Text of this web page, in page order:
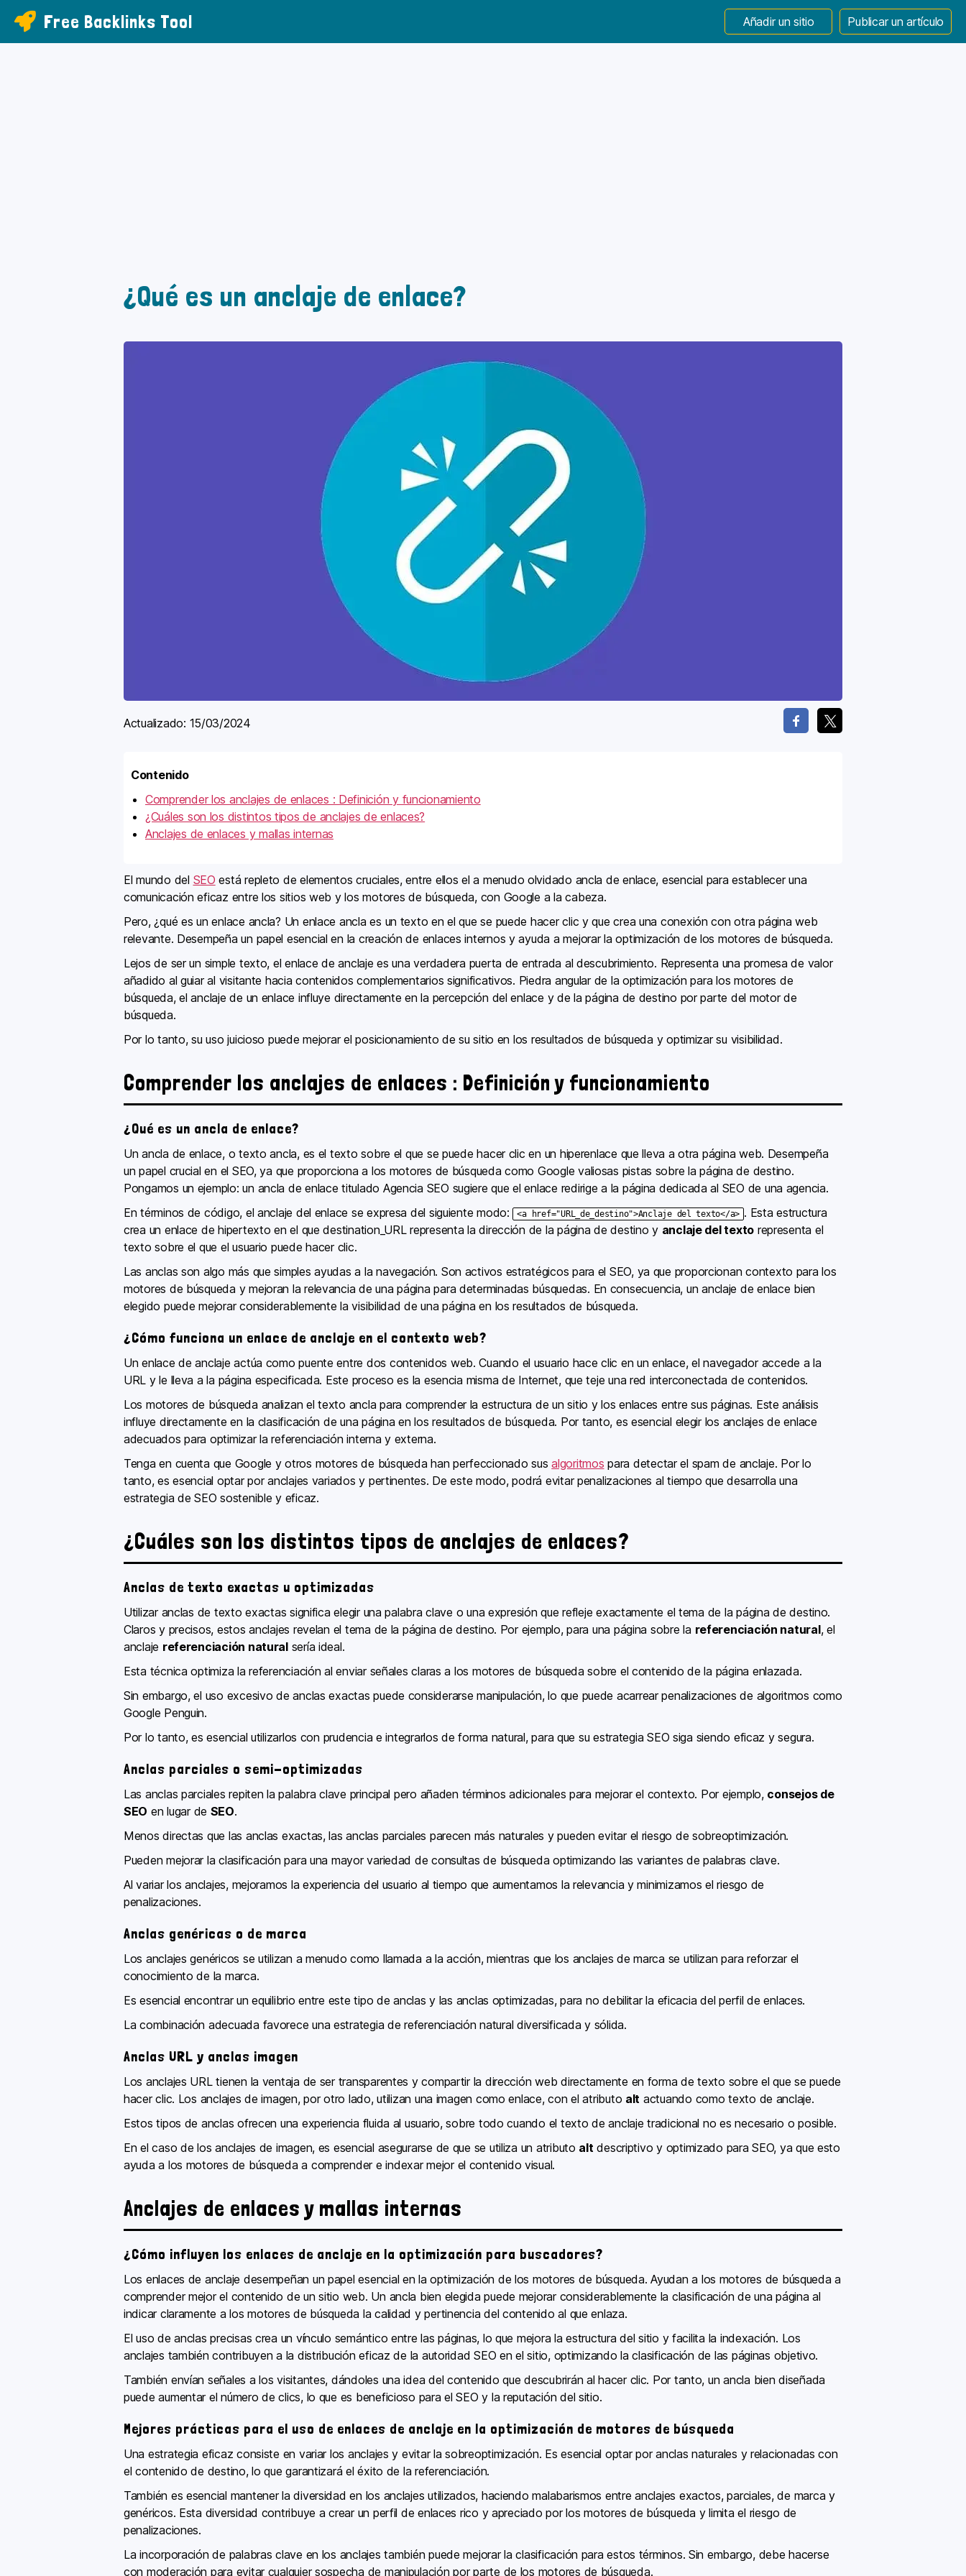
Free Backlinks Tool Añadir un sitio Publicar un artículo
¿Qué es un anclaje de enlace?
Actualizado: 15/03/2024
Contenido
Comprender los anclajes de enlaces : Definición y funcionamiento
¿Cuáles son los distintos tipos de anclajes de enlaces?
Anclajes de enlaces y mallas internas
El mundo del SEO está repleto de elementos cruciales, entre ellos el a menudo olvidado ancla de enlace, esencial para establecer una
comunicación eficaz entre los sitios web y los motores de búsqueda, con Google a la cabeza.
Pero, ¿qué es un enlace ancla? Un enlace ancla es un texto en el que se puede hacer clic y que crea una conexión con otra página web
relevante. Desempeña un papel esencial en la creación de enlaces internos y ayuda a mejorar la optimización de los motores de búsqueda.
Lejos de ser un simple texto, el enlace de anclaje es una verdadera puerta de entrada al descubrimiento. Representa una promesa de valor
añadido al guiar al visitante hacia contenidos complementarios significativos. Piedra angular de la optimización para los motores de
búsqueda, el anclaje de un enlace influye directamente en la percepción del enlace y de la página de destino por parte del motor de
búsqueda.
Por lo tanto, su uso juicioso puede mejorar el posicionamiento de su sitio en los resultados de búsqueda y optimizar su visibilidad.
Comprender los anclajes de enlaces : Definición y funcionamiento
¿Qué es un ancla de enlace?
Un ancla de enlace, o texto ancla, es el texto sobre el que se puede hacer clic en un hiperenlace que lleva a otra página web. Desempeña
un papel crucial en el SEO, ya que proporciona a los motores de búsqueda como Google valiosas pistas sobre la página de destino.
Pongamos un ejemplo: un ancla de enlace titulado Agencia SEO sugiere que el enlace redirige a la página dedicada al SEO de una agencia.
En términos de código, el anclaje del enlace se expresa del siguiente modo: <a href="URL_de_destino">Anclaje del texto</a> . Esta estructura
crea un enlace de hipertexto en el que destination_URL representa la dirección de la página de destino y anclaje del texto representa el
texto sobre el que el usuario puede hacer clic.
Las anclas son algo más que simples ayudas a la navegación. Son activos estratégicos para el SEO, ya que proporcionan contexto para los
motores de búsqueda y mejoran la relevancia de una página para determinadas búsquedas. En consecuencia, un anclaje de enlace bien
elegido puede mejorar considerablemente la visibilidad de una página en los resultados de búsqueda.
¿Cómo funciona un enlace de anclaje en el contexto web?
Un enlace de anclaje actúa como puente entre dos contenidos web. Cuando el usuario hace clic en un enlace, el navegador accede a la
URL y le lleva a la página especificada. Este proceso es la esencia misma de Internet, que teje una red interconectada de contenidos.
Los motores de búsqueda analizan el texto ancla para comprender la estructura de un sitio y los enlaces entre sus páginas. Este análisis
influye directamente en la clasificación de una página en los resultados de búsqueda. Por tanto, es esencial elegir los anclajes de enlace
adecuados para optimizar la referenciación interna y externa.
Tenga en cuenta que Google y otros motores de búsqueda han perfeccionado susalgoritmos para detectar el spam de anclaje. Por lo
tanto, es esencial optar por anclajes variados y pertinentes. De este modo, podrá evitar penalizaciones al tiempo que desarrolla una
estrategia de SEO sostenible y eficaz.
¿Cuáles son los distintos tipos de anclajes de enlaces?
Anclas de texto exactas u optimizadas
Utilizar anclas de texto exactas significa elegir una palabra clave o una expresión que refleje exactamente el tema de la página de destino.
Claros y precisos, estos anclajes revelan el tema de la página de destino. Por ejemplo, para una página sobre la referenciación natural, el
anclaje referenciación naturalsería ideal.
Esta técnica optimiza la referenciación al enviar señales claras a los motores de búsqueda sobre el contenido de la página enlazada.
Sin embargo, el uso excesivo de anclas exactas puede considerarse manipulación, lo que puede acarrear penalizaciones de algoritmos como
Google Penguin.
Por lo tanto, es esencial utilizarlos con prudencia e integrarlos de forma natural, para que su estrategia SEO siga siendo eficaz y segura.
Anclas parciales o semi-optimizadas
Las anclas parciales repiten la palabra clave principal pero añaden términos adicionales para mejorar el contexto. Por ejemplo, consejos de
SEO en lugar de SEO.
Menos directas que las anclas exactas, las anclas parciales parecen más naturales y pueden evitar el riesgo de sobreoptimización.
Pueden mejorar la clasificación para una mayor variedad de consultas de búsqueda optimizando las variantes de palabras clave.
Al variar los anclajes, mejoramos la experiencia del usuario al tiempo que aumentamos la relevancia y minimizamos el riesgo de
penalizaciones.
Anclas genéricas o de marca
Los anclajes genéricos se utilizan a menudo como llamada a la acción, mientras que los anclajes de marca se utilizan para reforzar el
conocimiento de la marca.
Es esencial encontrar un equilibrio entre este tipo de anclas y las anclas optimizadas, para no debilitar la eficacia del perfil de enlaces.
La combinación adecuada favorece una estrategia de referenciación natural diversificada y sólida.
Anclas URL y anclas imagen
Los anclajes URL tienen la ventaja de ser transparentes y compartir la dirección web directamente en forma de texto sobre el que se puede
hacer clic. Los anclajes de imagen, por otro lado, utilizan una imagen como enlace, con el atributo alt actuando como texto de anclaje.
Estos tipos de anclas ofrecen una experiencia fluida al usuario, sobre todo cuando el texto de anclaje tradicional no es necesario o posible.
En el caso de los anclajes de imagen, es esencial asegurarse de que se utiliza un atributo alt descriptivo y optimizado para SEO, ya que esto
ayuda a los motores de búsqueda a comprender e indexar mejor el contenido visual.
Anclajes de enlaces y mallas internas
¿Cómo influyen los enlaces de anclaje en la optimización para buscadores?
Los enlaces de anclaje desempeñan un papel esencial en la optimización de los motores de búsqueda. Ayudan a los motores de búsqueda a
comprender mejor el contenido de un sitio web. Un ancla bien elegida puede mejorar considerablemente la clasificación de una página al
indicar claramente a los motores de búsqueda la calidad y pertinencia del contenido al que enlaza.
El uso de anclas precisas crea un vínculo semántico entre las páginas, lo que mejora la estructura del sitio y facilita la indexación. Los
anclajes también contribuyen a la distribución eficaz de la autoridad SEO en el sitio, optimizando la clasificación de las páginas objetivo.
También envían señales a los visitantes, dándoles una idea del contenido que descubrirán al hacer clic. Por tanto, un ancla bien diseñada
puede aumentar el número de clics, lo que es beneficioso para el SEO y la reputación del sitio.
Mejores prácticas para el uso de enlaces de anclaje en la optimización de motores de búsqueda
Una estrategia eficaz consiste en variar los anclajes y evitar la sobreoptimización. Es esencial optar por anclas naturales y relacionadas con
el contenido de destino, lo que garantizará el éxito de la referenciación.
También es esencial mantener la diversidad en los anclajes utilizados, haciendo malabarismos entre anclajes exactos, parciales, de marca y
genéricos. Esta diversidad contribuye a crear un perfil de enlaces rico y apreciado por los motores de búsqueda y limita el riesgo de
penalizaciones.
La incorporación de palabras clave en los anclajes también puede mejorar la clasificación para estos términos. Sin embargo, debe hacerse
con moderación para evitar cualquier sospecha de manipulación por parte de los motores de búsqueda.